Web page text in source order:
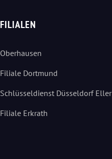
FILIALEN
Oberhausen
Filiale Dortmund
Schlüsseldienst Düsseldorf Eller
Filiale Erkrath